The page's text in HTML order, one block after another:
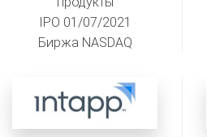
IPO 01/07/2021
Биржа NASDAQ